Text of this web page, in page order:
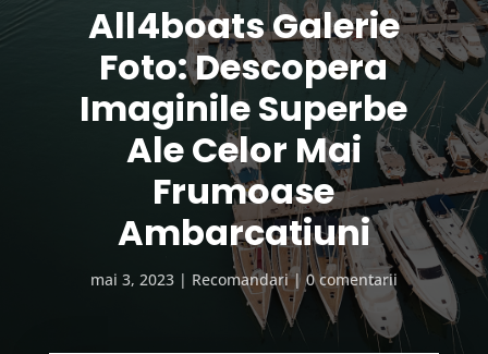
All4boats Galerie
Foto: Descopera
Imaginile Superbe
Ale Celor Mai
Frumoase
Ambarcatiuni
mai 3, 2023 Recomandari 0 comentarii